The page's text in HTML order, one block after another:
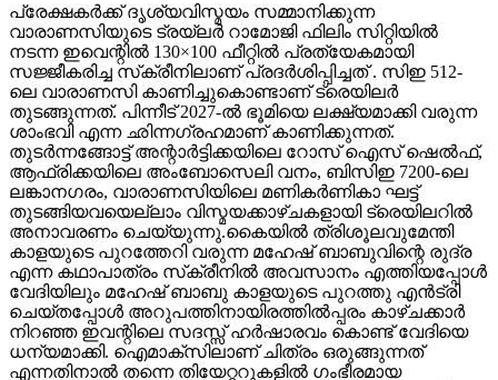
പ്രേക്ഷകർക്ക് ദൃശ്യവിസ്മയം സമ്മാനിക്കുന്ന
വാരാണസിയുടെ ട്രയ്ലർ റാമോജി ഫിലിം സിറ്റിയിൽ
നടന്ന ഇവെന്റിൽ 130×100 ഫീറ്റിൽ പ്രത്യേകമായി
സജ്ജീകരിച്ച സ്‌ക്രീനിലാണ് പ്രദർശിപ്പിച്ചത് . സിഇ 512-
ലെ വാരാണസി കാണിച്ചുകൊണ്ടാണ് ട്രെയിലര്‍
തുടങ്ങുന്നത്. പിന്നീട് 2027-ല്‍ ഭൂമിയെ ലക്ഷ്യമാക്കി വരുന്ന
ശാംഭവി എന്ന ഛിന്നഗ്രഹമാണ് കാണിക്കുന്നത്.
തുടര്‍ന്നങ്ങോട്ട് അന്റാര്‍ട്ടിക്കയിലെ റോസ് ഐസ് ഷെല്‍ഫ്,
ആഫ്രിക്കയിലെ അംബോസെലി വനം, ബിസിഇ 7200-ലെ
ലങ്കാനഗരം, വാരാണസിയിലെ മണികര്‍ണികാ ഘട്ട്
തുടങ്ങിയവയെല്ലാം വിസ്മയക്കാഴ്ചകളായി ട്രെയിലറില്‍
അനാവരണം ചെയ്യുന്നു.കൈയില്‍ ത്രിശൂലവുമേന്തി
കാളയുടെ പുറത്തേറി വരുന്ന മഹേഷ് ബാബുവിന്റെ രുദ്ര
എന്ന കഥാപാത്രം സ്‌ക്രീനിൽ അവസാനം എത്തിയപ്പോൾ
വേദിയിലും മഹേഷ് ബാബു കാളയുടെ പുറത്തു എൻട്രി
ചെയ്തപ്പോൾ അറുപത്തിനായിരത്തിൽപ്പരം കാഴ്ചക്കാർ
നിറഞ്ഞ ഇവന്റിലെ സദസ്സ് ഹർഷാരവം കൊണ്ട് വേദിയെ
ധന്യമാക്കി. ഐമാക്‌സിലാണ് ചിത്രം ഒരുങ്ങുന്നത്
എന്നതിനാല്‍ തന്നെ തിയേറ്ററുകളില്‍ ഗംഭീരമായ